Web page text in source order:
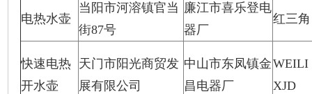
电热水壶
当阳市河溶镇官当
街87号
廉江市喜乐登电
器厂
红三角
快速电热
开水壶
天门市阳光商贸发
展有限公司
中山市东凤镇金
昌电器厂
WEILI
XJD